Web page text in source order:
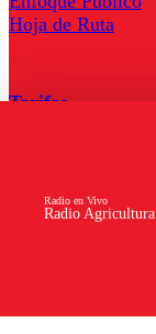
Radio Agricultura
Radio en Vivo
Hoja de Ruta
Tarifas